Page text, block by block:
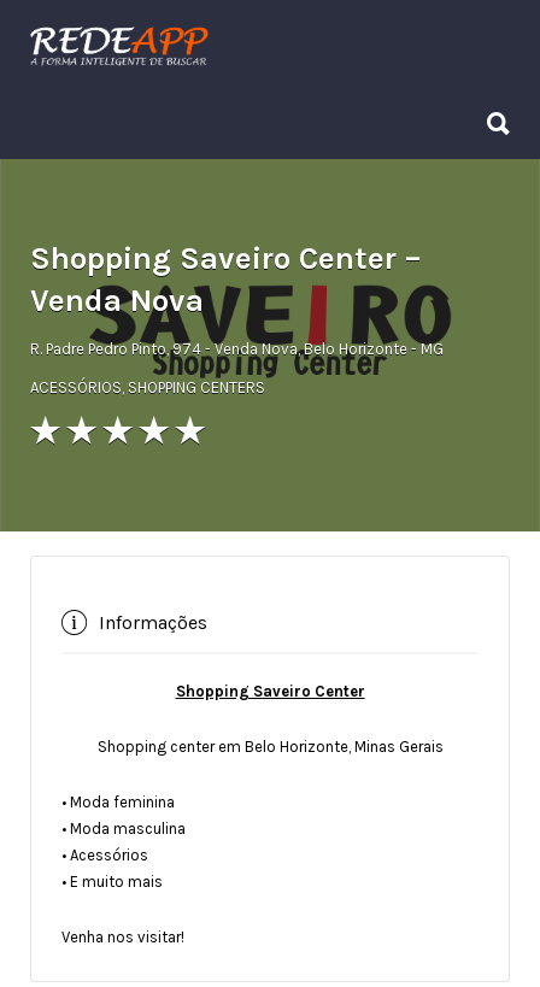
Procurar:
Shopping Saveiro Center –
Venda Nova
R. Padre Pedro Pinto, 974 - Venda Nova, Belo Horizonte - MG
ACESSÓRIOS, SHOPPING CENTERS
Informações
Shopping Saveiro Center
Shopping center em Belo Horizonte, Minas Gerais
• Moda feminina
• Moda masculina
• Acessórios
• E muito mais
Venha nos visitar!